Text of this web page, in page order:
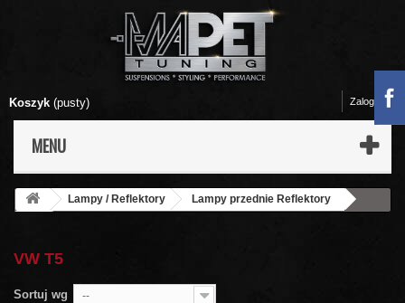
Koszyk (pusty)
MENU
Zaloguj się
Lampy / Reflektory
Lampy przednie Reflektory
VW T5
Sortuj wg --